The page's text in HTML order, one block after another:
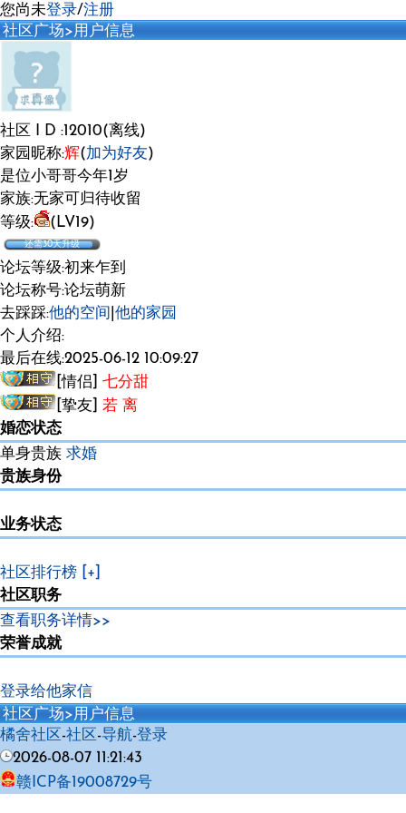
您尚未登录/注册
社区广场>用户信息
社区 I D :12010(离线)
家园昵称:辉(加为好友)
是位小哥哥今年1岁
家族:无家可归待收留
等级:
(LV19)
还需30天升级
论坛等级:初来乍到
论坛称号:论坛萌新
去踩踩:他的空间 他的家园
个人介绍:
最后在线:2025-06-12 10:09:27
[情侣] 七分甜
[挚友] 若 离
婚恋状态
单身贵族 求婚
贵族身份
业务状态
社区排行榜
[+]
社区职务
查看职务详情>>
荣誉成就
登录给他家信
社区广场>用户信息
橘舍社区 -社区 -导航-登录
2026-08-07 11:21:43
赣ICP备19008729号